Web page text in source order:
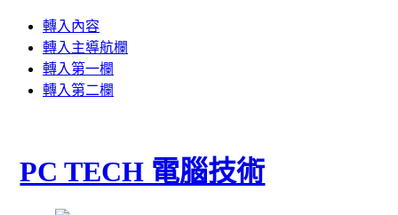
轉入內容
轉入主導航欄
轉入第一欄
轉入第二欄
PC TECH 電腦技術